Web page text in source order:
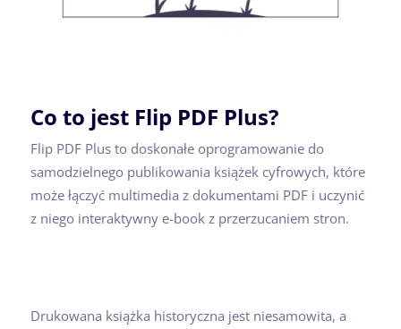
Co to jest Flip PDF Plus?
Flip PDF Plus to doskonałe oprogramowanie do
samodzielnego publikowania książek cyfrowych, które
może łączyć multimedia z dokumentami PDF i uczynić
z niego interaktywny e-book z przerzucaniem stron.
Drukowana książka historyczna jest niesamowita, a